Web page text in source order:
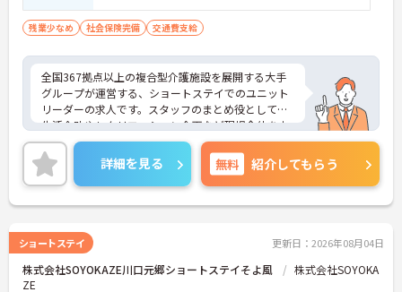
残業少なめ 社会保険完備 交通費支給
全国367拠点以上の複合型介護施設を展開する大手
グループが運営する、ショートステイでのユニット
リーダーの求人です。スタッフのまとめ役として、
生活介助やレクリエーション企画など現場全体を支
える重要なポジションとなります。寸志の他に特別
報酬の支給実績があり、これまでのご経験を活かし
てしっかりとした収入を得られる環境です。また、
有給休暇とは別に年間17日間のリフレッシュ休暇が
付与され、残業もほぼないため、心身に無理なく働
朝のミーティングによる情報共有や多職種連携が根
付いており、サポート体制も万全です。髪色やネイ
ルなどが原則自由となっており、自分らしいスタイ
詳細を見る 無料 紹介してもらう
ショートステイ 更新日：2026年08月04日
株式会社SOYOKAZE川口元郷ショートステイそよ風
株式会社SOYOKA
ZE